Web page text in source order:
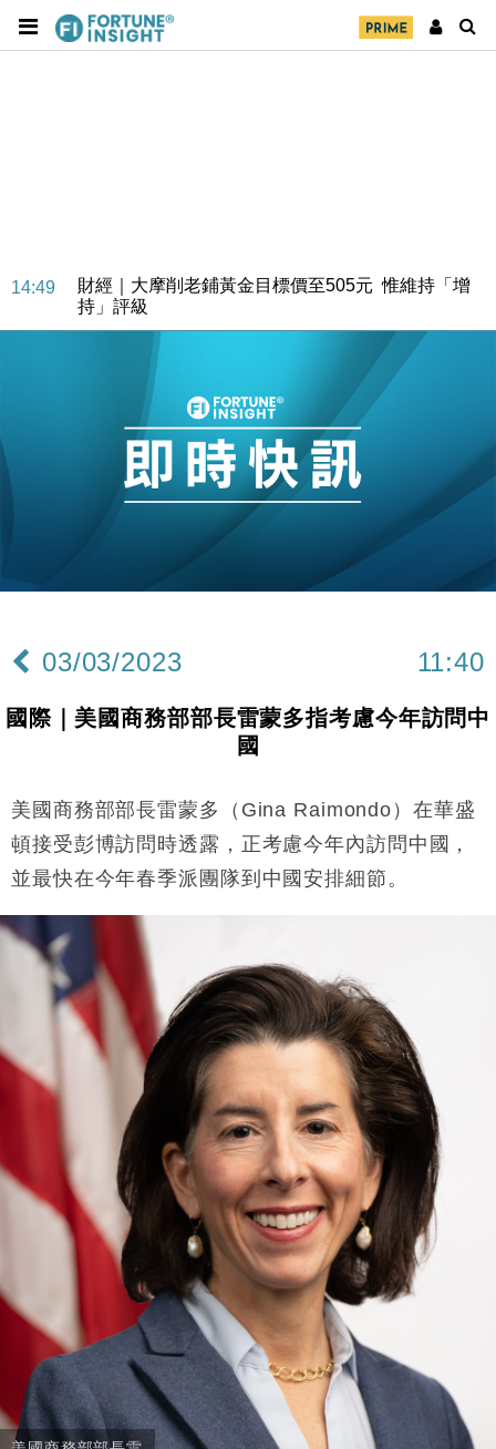
14:49
財經｜大摩削老鋪黃金目標價至505元 惟維持「增
持」評級
本地｜華嫂冰室太子店涉提供失實資料 遭禁申請輸入
中國｜強颱風「白海豚」殘渦北上 上海取消逾900班
財經｜華僑銀行上半年淨利創新高 中期息增15%至
17:33
財經｜滙豐上調香港今年GDP預測至4.5% 看好貿易
本地｜假冒內地執法人員要求交「保證金」 43歲女子
15:47
財經｜恒隆10月換帥 玩具「反」斗城亞洲CEO蔡德
15:11
財經｜韓股反覆波動收跌 連挫7周創逾3年最長跌勢
差達1125億美元
14:49
財經｜大摩削老鋪黃金目標價至505元 惟維持「增
持」評級
本地｜華嫂冰室太子店涉提供失實資料 遭禁申請輸入
勞工一年
12:11
中國｜強颱風「白海豚」殘渦北上 上海取消逾900班
18:31
財經｜華僑銀行上半年淨利創新高 中期息增15%至
47仙
17:33
財經｜滙豐上調香港今年GDP預測至4.5% 看好貿易
及消費表現
本地｜假冒內地執法人員要求交「保證金」 43歲女子
損失近6900萬元
16:05
財經｜日經失守6.5萬點後回穩 全周仍升近2%
財經｜恒隆10月換帥 玩具「反」斗城亞洲CEO蔡德
粦接任
財經｜韓股反覆波動收跌 連挫7周創逾3年最長跌勢
13:44
財經｜內地7月美元計價出口增近24%勝預期 貿易順
差達1125億美元
03/03/2023 11:40
國際｜美國商務部部長雷蒙多指考慮今年訪問中
國
美國商務部部長雷蒙多（Gina Raimondo）在華盛
頓接受彭博訪問時透露，正考慮今年內訪問中國，
並最快在今年春季派團隊到中國安排細節。